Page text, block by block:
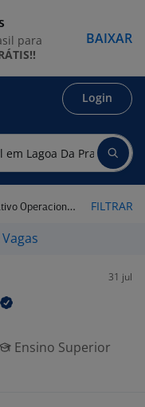
Login
Lagoa da Prata - MG FILTRAR
31 jul
Ensino Superior
para
BAIXAR